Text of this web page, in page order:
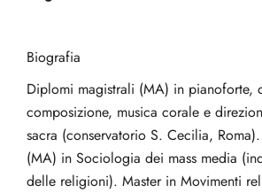
Biografia
Diplomi magistrali (MA) in pianoforte,
composizione, musica corale e
sacra (conservatorio S. Cecilia,
(MA) in Sociologia dei mass media
delle religioni). Master in Movimenti